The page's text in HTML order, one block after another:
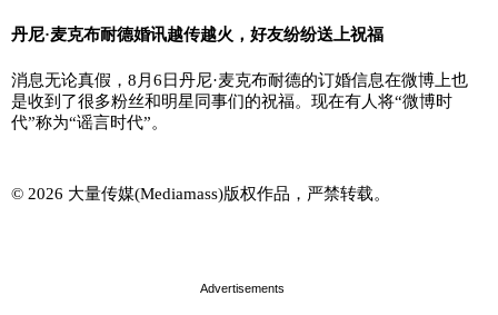
丹尼·麦克布耐德婚讯越传越火，好友纷纷送上祝福
消息无论真假，8月6日丹尼·麦克布耐德的订婚信息在微博上也
是收到了很多粉丝和明星同事们的祝福。现在有人将“微博时
代”称为“谣言时代”。
© 2026 大量传媒(Mediamass)版权作品，严禁转载。